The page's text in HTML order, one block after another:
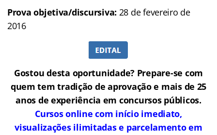
Prova objetiva/discursiva: 28 de fevereiro de
2016
Gostou desta oportunidade? Prepare-se com
quem tem tradição de aprovação e mais de 25
anos de experiência em concursos públicos.
Cursos online com início imediato,
visualizações ilimitadas e parcelamento em